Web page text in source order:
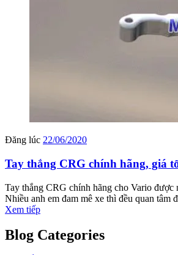
Đăng lúc 22/06/2020
Tay thắng CRG chính hãng, giá
Tay thắng CRG chính hãng cho Vario được
Nhiều anh em đam mê xe thì đều quan tâm
Xem tiếp
Blog Categories